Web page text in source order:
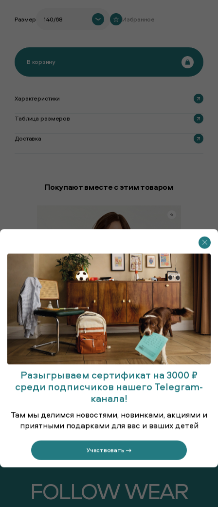
Размер 140/68
В корзину
Избранное
Характеристики
Таблица размеров
Доставка
Покупают вместе с этим товаром
Бомбер
FOLLOW WEAR
Разыгрываем сертификат на 3000 ₽
среди подписчиков нашего Telegram-
канала!
Там мы делимся новостями, новинками, акциями и
приятными подарками для вас и ваших детей
Участвовать →